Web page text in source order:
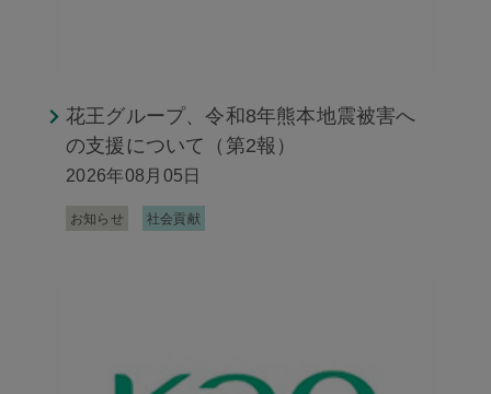
花王グループ、令和8年熊本地震被害へ
の支援について（第2報）
2026年08月05日
お知らせ 社会貢献